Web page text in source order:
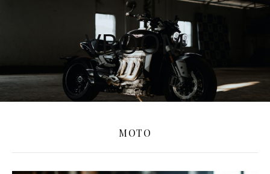
VROOM
MOTO